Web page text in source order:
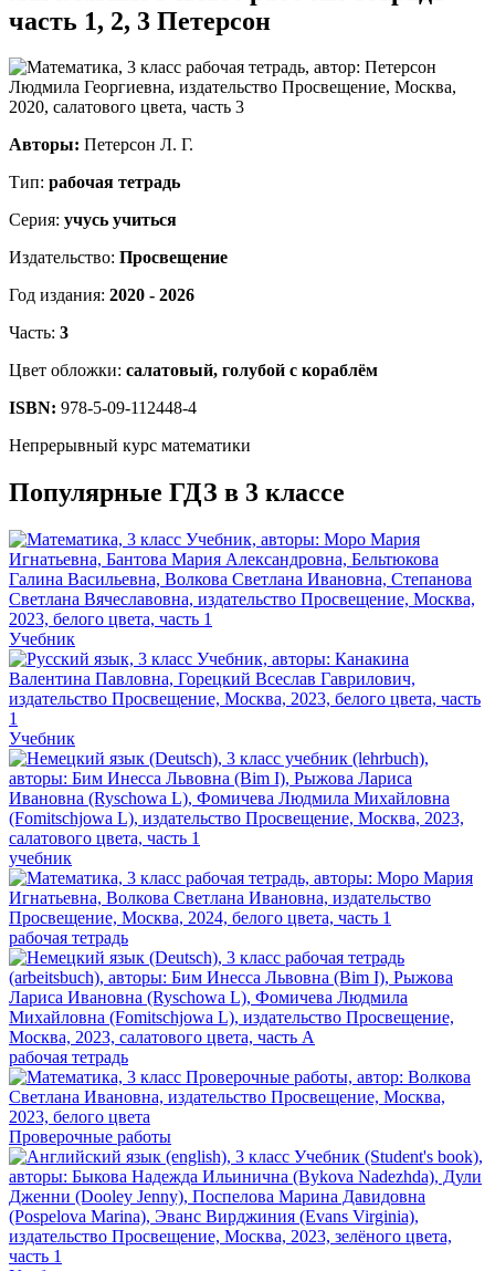
часть 1, 2, 3 Петерсон
Авторы: Петерсон Л. Г.
Тип: рабочая тетрадь
Серия: учусь учиться
Издательство: Просвещение
Год издания: 2020 - 2026
Часть: 3
Цвет обложки: салатовый, голубой с кораблём
ISBN: 978-5-09-112448-4
Непрерывный курс математики
Популярные ГДЗ в 3 классе
Учебник
Учебник
учебник
рабочая тетрадь
рабочая тетрадь
Проверочные работы